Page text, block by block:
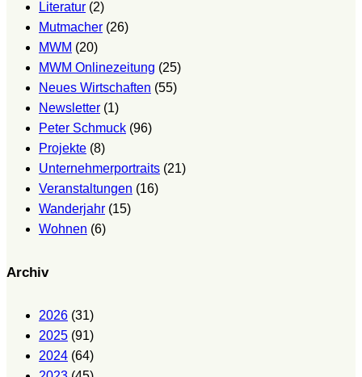
Literatur (2)
Mutmacher (26)
MWM (20)
MWM Onlinezeitung (25)
Neues Wirtschaften (55)
Newsletter (1)
Peter Schmuck (96)
Projekte (8)
Unternehmerportraits (21)
Veranstaltungen (16)
Wanderjahr (15)
Wohnen (6)
Archiv
2026 (31)
2025 (91)
2024 (64)